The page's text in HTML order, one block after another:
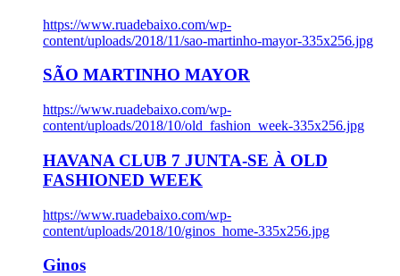
https://www.ruadebaixo.com/wp-
content/uploads/2018/11/sao-martinho-mayor-335x256.jpg
SÃO MARTINHO MAYOR
https://www.ruadebaixo.com/wp-
content/uploads/2018/10/old_fashion_week-335x256.jpg
HAVANA CLUB 7 JUNTA-SE À OLD
FASHIONED WEEK
https://www.ruadebaixo.com/wp-
content/uploads/2018/10/ginos_home-335x256.jpg
Ginos